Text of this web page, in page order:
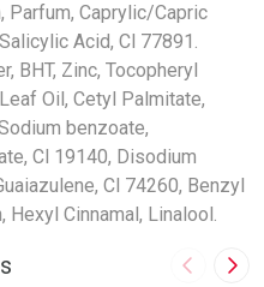
Parfum, Caprylic/Capric
Acid, Cl 77891.
BHT, Zinc, Tocopheryl
Oil, Cetyl Palmitate,
benzoate,
Cl 19140, Disodium
Cl 74260, Benzyl
Hexyl Cinnamal, Linalool.
Imagem